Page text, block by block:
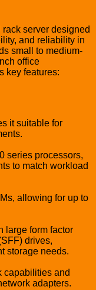
server designed
and reliability in
small to medium-
office
key features:
it suitable for
series processors,
to match workload
allowing for up to
large form factor
drives,
storage needs.
capabilities and
adapters.